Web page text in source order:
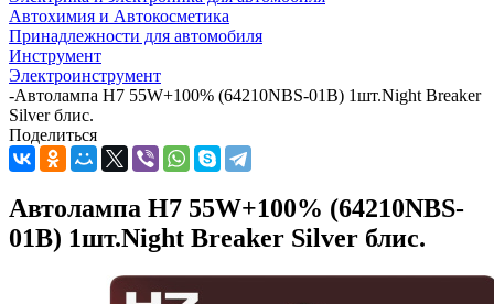
Автохимия и Автокосметика
Принадлежности для автомобиля
Инструмент
Электроинструмент
-Автолампа H7 55W+100% (64210NBS-01B) 1шт.Night Breaker
Silver блис.
Поделиться
Автолампа H7 55W+100% (64210NBS-
01B) 1шт.Night Breaker Silver блис.